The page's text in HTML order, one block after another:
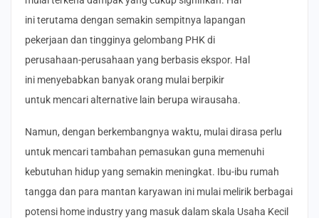
ini terutama dengan semakin sempitnya lapangan
pekerjaan dan tingginya gelombang PHK di
perusahaan-perusahaan yang berbasis ekspor. Hal
ini menyebabkan banyak orang mulai berpikir
untuk mencari alternative lain berupa wirausaha.
Namun, dengan berkembangnya waktu, mulai dirasa perlu
untuk mencari tambahan pemasukan guna memenuhi
kebutuhan hidup yang semakin meningkat. Ibu-ibu rumah
tangga dan para mantan karyawan ini mulai melirik berbagai
potensi home industry yang masuk dalam skala Usaha Kecil